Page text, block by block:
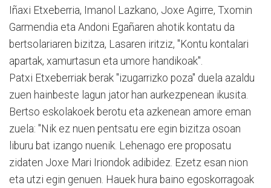
Iñaxi Etxeberria, Imanol Lazkano, Joxe Agirre, Txomin
Garmendia eta Andoni Egañaren ahotik kontatu da
bertsolariaren bizitza, Lasaren iritziz, "Kontu kontalari
apartak, xamurtasun eta umore handikoak".
Patxi Etxeberriak berak "izugarrizko poza" duela azaldu
zuen hainbeste lagun jator han aurkezpenean ikusita.
Bertso eskolakoek berotu eta azkenean amore eman
zuela: "Nik ez nuen pentsatu ere egin bizitza osoan
liburu bat izango nuenik. Lehenago ere proposatu
zidaten Joxe Mari Iriondok adibidez. Ezetz esan nion
eta utzi egin genuen. Hauek hura baino egoskorragoak